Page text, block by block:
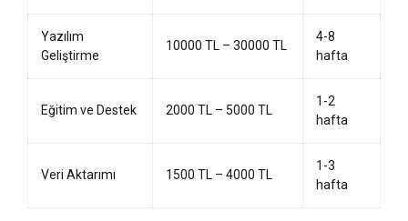
Yazılım
Geliştirme
10000 TL – 30000 TL
4-8
hafta
Eğitim ve Destek 2000 TL – 5000 TL
1-2
hafta
Veri Aktarımı 1500 TL – 4000 TL
1-3
hafta